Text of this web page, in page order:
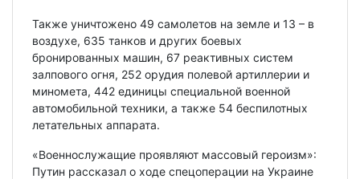
Также уничтожено 49 самолетов на земле и 13 – в
воздухе, 635 танков и других боевых
бронированных машин, 67 реактивных систем
залпового огня, 252 орудия полевой артиллерии и
миномета, 442 единицы специальной военной
автомобильной техники, а также 54 беспилотных
летательных аппарата.
«Военнослужащие проявляют массовый героизм»:
Путин рассказал о ходе спецоперации на Украине